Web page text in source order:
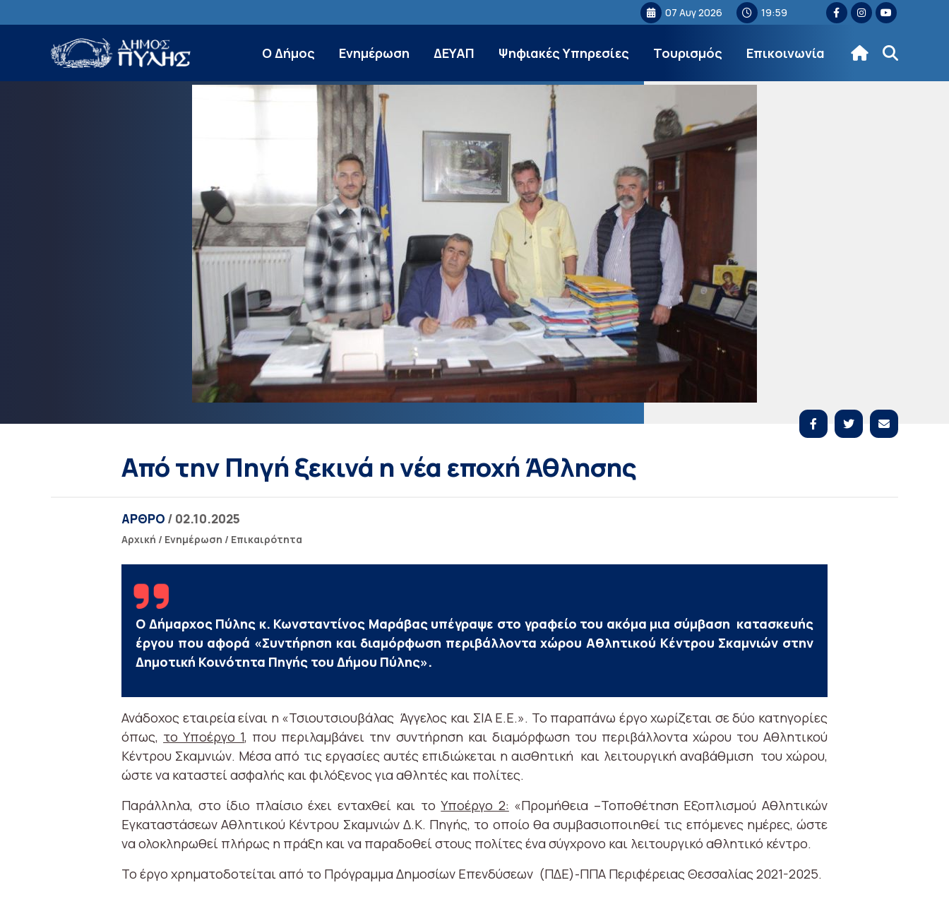
07 Αυγ 2026 19:59
Ο Δήμος Ενημέρωση ΔΕΥΑΠ Ψηφιακές Υπηρεσίες Τουρισμός Επικοινωνία
Aπό την Πηγή ξεκινά η νέα εποχή Άθλησης
ΑΡΘΡΟ / 02.10.2025
Αρχική / Ενημέρωση / Επικαιρότητα
Ο Δήμαρχος Πύλης κ. Κωνσταντίνος Μαράβας υπέγραψε στο γραφείο του ακόμα μια σύμβαση κατασκευής
έργου που αφορά «Συντήρηση και διαμόρφωση περιβάλλοντα χώρου Αθλητικού Κέντρου Σκαμνιών στην
Δημοτική Κοινότητα Πηγής του Δήμου Πύλης».
Ανάδοχος εταιρεία είναι η «Τσιουτσιουβάλας Άγγελος και ΣΙΑ Ε.Ε.». Το παραπάνω έργο χωρίζεται σε δύο κατηγορίες
όπως, το Υποέργο 1, που περιλαμβάνει την συντήρηση και διαμόρφωση του περιβάλλοντα χώρου του Αθλητικού
Κέντρου Σκαμνιών. Μέσα από τις εργασίες αυτές επιδιώκεται η αισθητική και λειτουργική αναβάθμιση του χώρου,
ώστε να καταστεί ασφαλής και φιλόξενος για αθλητές και πολίτες.
Παράλληλα, στο ίδιο πλαίσιο έχει ενταχθεί και τοΥποέργο 2: «Προμήθεια –Τοποθέτηση Εξοπλισμού Αθλητικών
Εγκαταστάσεων Αθλητικού Κέντρου Σκαμνιών Δ.Κ. Πηγής, το οποίο θα συμβασιοποιηθεί τις επόμενες ημέρες, ώστε
να ολοκληρωθεί πλήρως η πράξη και να παραδοθεί στους πολίτες ένα σύγχρονο και λειτουργικό αθλητικό κέντρο.
Το έργο χρηματοδοτείται από το Πρόγραμμα Δημοσίων Επενδύσεων (ΠΔΕ)-ΠΠΑ Περιφέρειας Θεσσαλίας 2021-2025.